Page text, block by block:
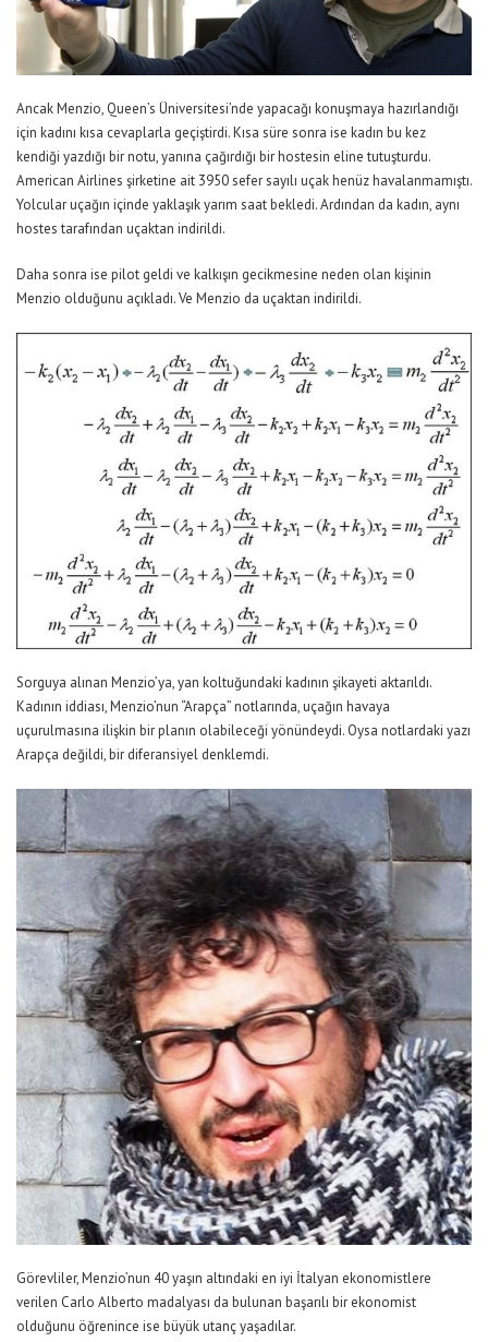
Ancak Menzio, Queen’s Üniversitesi’nde yapacağı konuşmaya hazırlandığı
için kadını kısa cevaplarla geçiştirdi. Kısa süre sonra ise kadın bu kez
kendiği yazdığı bir notu, yanına çağırdığı bir hostesin eline tutuşturdu.
American Airlines şirketine ait 3950 sefer sayılı uçak henüz havalanmamıştı.
Yolcular uçağın içinde yaklaşık yarım saat bekledi. Ardından da kadın, aynı
hostes tarafından uçaktan indirildi.
Daha sonra ise pilot geldi ve kalkışın gecikmesine neden olan kişinin
Menzio olduğunu açıkladı. Ve Menzio da uçaktan indirildi.
Sorguya alınan Menzio’ya, yan koltuğundaki kadının şikayeti aktarıldı.
Kadının iddiası, Menzio’nun “Arapça” notlarında, uçağın havaya
uçurulmasına ilişkin bir planın olabileceği yönündeydi. Oysa notlardaki yazı
Arapça değildi, bir diferansiyel denklemdi.
Görevliler, Menzio’nun 40 yaşın altındaki en iyi İtalyan ekonomistlere
verilen Carlo Alberto madalyası da bulunan başarılı bir ekonomist
olduğunu öğrenince ise büyük utanç yaşadılar.